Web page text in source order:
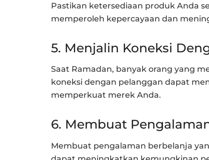
Pastikan ketersediaan produk Anda
memperoleh kepercayaan dan
5. Menjalin Koneksi
Saat Ramadan, banyak orang yang
koneksi dengan pelanggan dapat
memperkuat merek Anda.
6. Membuat
Membuat pengalaman berbelanja